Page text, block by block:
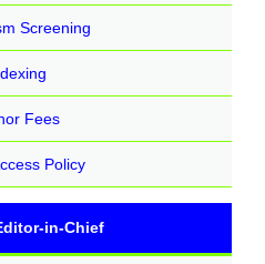
Screening
Fees
Policy
in-Chief